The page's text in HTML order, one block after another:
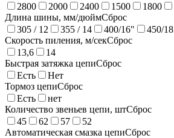
2800
2000 2400 1500 1800
Длина шины, мм/дюймСброс
305 / 12
355 / 14 400/16"
450/18
Скорость пиления, м/секСброс
13,6
14
Быстрая затяжка цепиСброс
Есть
Нет
Тормоз цепиСброс
Есть
нет
Количество звеньев цепи, штСброс
45
62 57
52
Автоматическая смазка цепиСброс